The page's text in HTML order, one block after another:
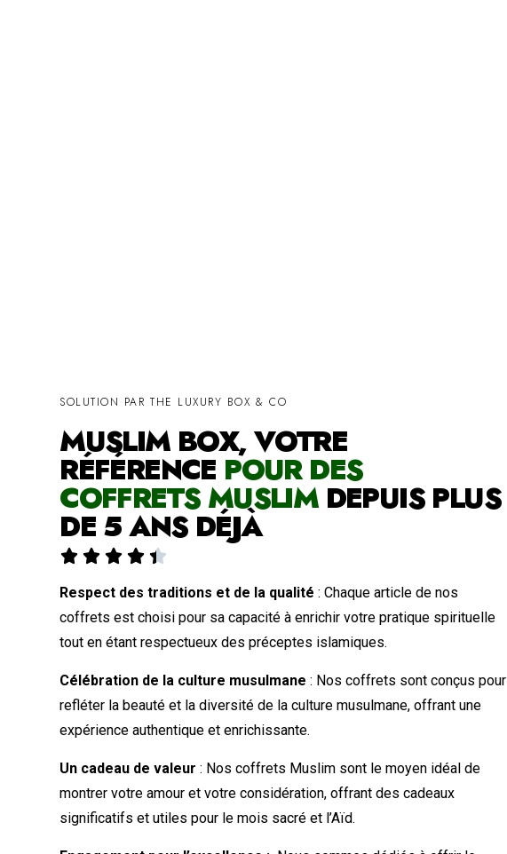
SOLUTION PAR THE LUXURY BOX & CO
MUSLIM BOX, VOTRE
RÉFÉRENCE POUR DES
COFFRETS MUSLIM DEPUIS PLUS
DE 5 ANS DÉJÀ
    
Respect des traditions et de la qualité : Chaque article de nos
coffrets est choisi pour sa capacité à enrichir votre pratique spirituelle
tout en étant respectueux des préceptes islamiques.
Célébration de la culture musulmane : Nos coffrets sont conçus pour
refléter la beauté et la diversité de la culture musulmane, offrant une
expérience authentique et enrichissante.
Un cadeau de valeur : Nos coffrets Muslim sont le moyen idéal de
montrer votre amour et votre considération, offrant des cadeaux
significatifs et utiles pour le mois sacré et l’Aïd.